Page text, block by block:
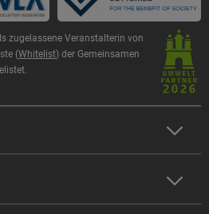
zugelassene Veranstalterin von
(Whitelist) der Gemeinsamen